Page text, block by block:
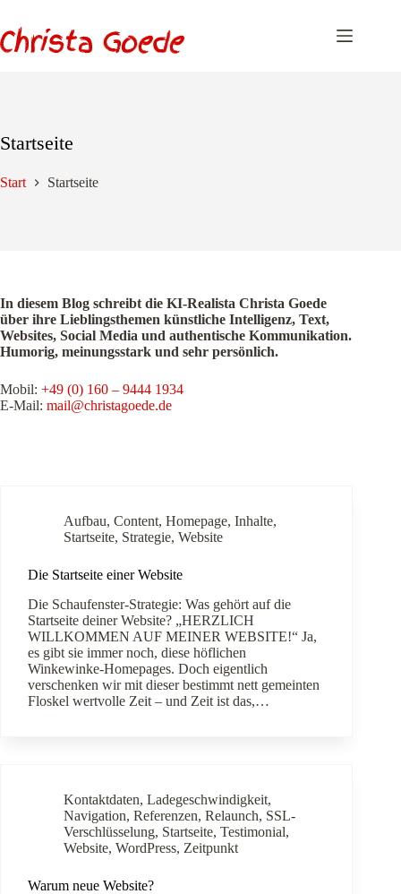
springen
Startseite
Start Startseite
In diesem Blog schreibt die KI-Realista Christa Goede
über ihre Lieblingsthemen künstliche Intelligenz, Text,
Websites, Social Media und authentische Kommunikation.
Humorig, meinungsstark und sehr persönlich.
Mobil: +49 (0) 160 – 9444 1934
E-Mail: mail@christagoede.de
Aufbau, Content, Homepage, Inhalte,
Startseite, Strategie, Website
Die Startseite einer Website
Die Schaufenster-Strategie: Was gehört auf die
Startseite deiner Website? „HERZLICH
WILLKOMMEN AUF MEINER WEBSITE!“ Ja,
es gibt sie immer noch, diese höflichen
Winkewinke-Homepages. Doch eigentlich
verschenken wir mit dieser bestimmt nett gemeinten
Floskel wertvolle Zeit – und Zeit ist das,…
Kontaktdaten, Ladegeschwindigkeit,
Navigation, Referenzen, Relaunch, SSL-
Verschlüsselung, Startseite, Testimonial,
Website, WordPress, Zeitpunkt
Warum neue Website?